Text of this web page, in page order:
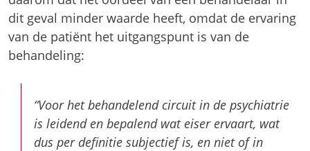
dit geval minder waarde heeft, omdat de ervaring
van de patiënt het uitgangspunt is van de
behandeling:
“Voor het behandelend circuit in de psychiatrie
is leidend en bepalend wat eiser ervaart, wat
dus per definitie subjectief is, en niet of in